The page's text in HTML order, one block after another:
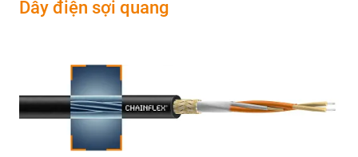
Dây điện sợi quang